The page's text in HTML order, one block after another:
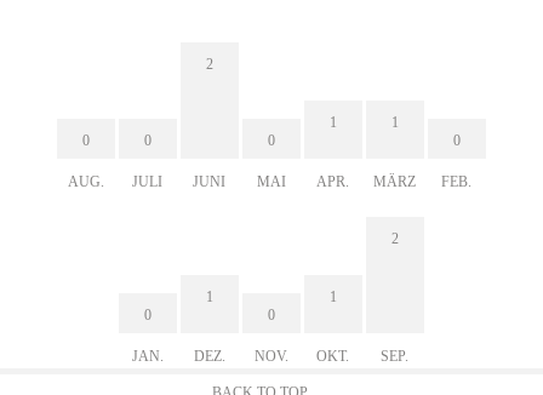
0
AUG.
0
JULI
2
JUNI
0
MAI
1
APR.
1
MÄRZ
0
FEB.
0
JAN.
1
DEZ.
0
NOV.
1
OKT.
2
SEP.